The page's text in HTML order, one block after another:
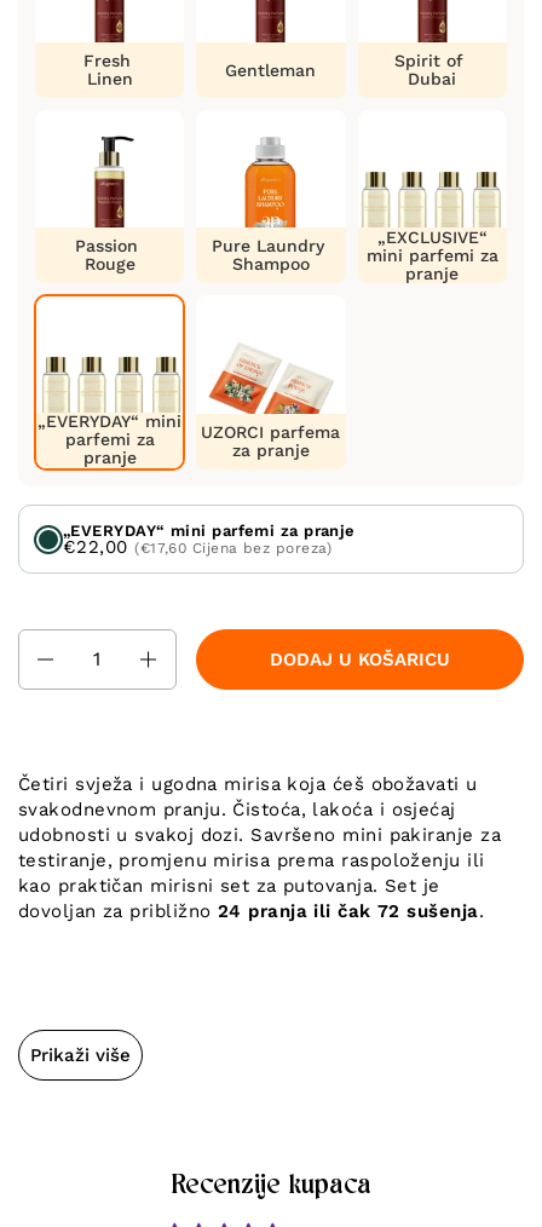
Fresh
Linen
Gentleman
Spirit of
Dubai
Passion
Rouge
Pure Laundry
Shampoo
„EXCLUSIVE“
mini parfemi za
pranje
„EVERYDAY“ mini
parfemi za
pranje
UZORCI parfema
za pranje
„EVERYDAY“ mini parfemi za pranje
€22,00(€17,60 Cijena bez poreza)
DODAJ U KOŠARICU
Četiri svježa i ugodna mirisa koja ćeš obožavati u
svakodnevnom pranju. Čistoća, lakoća i osjećaj
udobnosti u svakoj dozi. Savršeno mini pakiranje za
testiranje, promjenu mirisa prema raspoloženju ili
kao praktičan mirisni set za putovanja. Set je
dovoljan za približno 24 pranja ili čak 72 sušenja.
Prikaži više
Recenzije kupaca